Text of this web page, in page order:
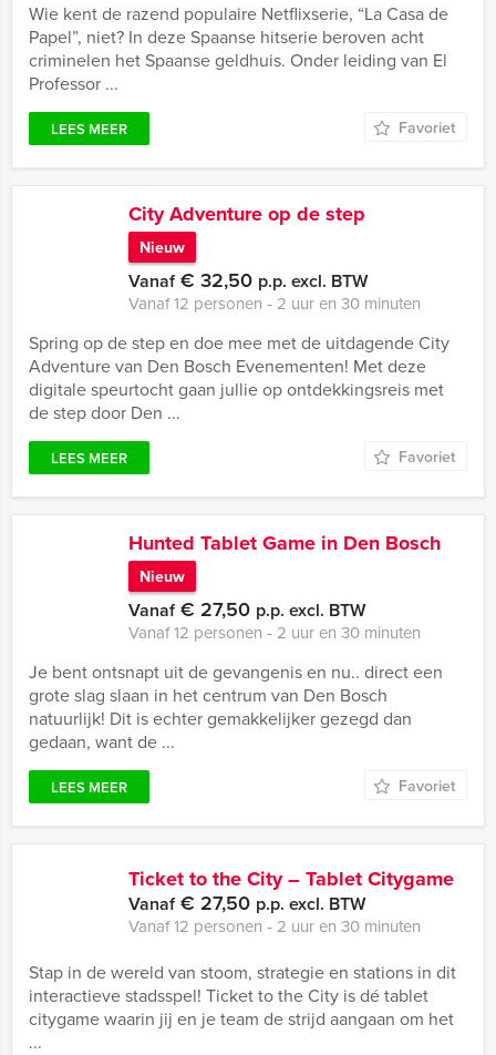
Wie kent de razend populaire Netflixserie, “La Casa de
Papel”, niet? In deze Spaanse hitserie beroven acht
criminelen het Spaanse geldhuis. Onder leiding van El
Professor ...
LEES MEER Favoriet
City Adventure op de step
Nieuw
Vanaf€ 32,50 p.p. excl. BTW
Vanaf 12 personen ‐ 2 uur en 30 minuten
Spring op de step en doe mee met de uitdagende City
Adventure van Den Bosch Evenementen! Met deze
digitale speurtocht gaan jullie op ontdekkingsreis met
de step door Den ...
LEES MEER Favoriet
Hunted Tablet Game in Den Bosch
Nieuw
Vanaf€ 27,50 p.p. excl. BTW
Vanaf 12 personen ‐ 2 uur en 30 minuten
Je bent ontsnapt uit de gevangenis en nu.. direct een
grote slag slaan in het centrum van Den Bosch
natuurlijk! Dit is echter gemakkelijker gezegd dan
gedaan, want de ...
LEES MEER Favoriet
Ticket to the City – Tablet Citygame
Vanaf€ 27,50 p.p. excl. BTW
Vanaf 12 personen ‐ 2 uur en 30 minuten
Stap in de wereld van stoom, strategie en stations in dit
interactieve stadsspel! Ticket to the City is dé tablet
citygame waarin jij en je team de strijd aangaan om het
...